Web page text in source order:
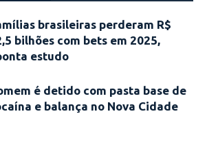
brasileiras perderam R$
bilhões com bets em 2025,
estudo
é detido com pasta base de
e balança no Nova Cidade